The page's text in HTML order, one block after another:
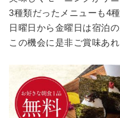
3種類だったメニューも4
日曜日から金曜日は宿泊の
この機会に是非ご賞味あれ